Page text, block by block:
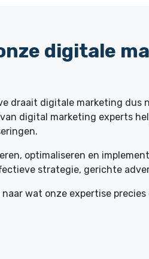
digitale
draait digitale marketing dus
digital marketing experts
optimaliseren en
strategie, gerichte
wat onze expertise